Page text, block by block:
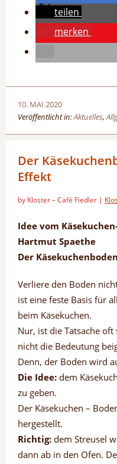
teilen
merken
10. MAI 2020
Veröffentlicht in:Aktuelles,
Der
Effekt
by Kloster – Café Fiedler |
Idee vom
Hartmut Spaethe
Der
Verliere den Boden
ist eine feste Basis für
beim Käsekuchen.
Nur, ist die Tatsache
nicht die Bedeutung
Denn, der Boden wird
Die Idee: dem
zu geben.
Der Käsekuchen –
hergestellt.
Richtig: dem Streusel
dann ab in den Ofen.